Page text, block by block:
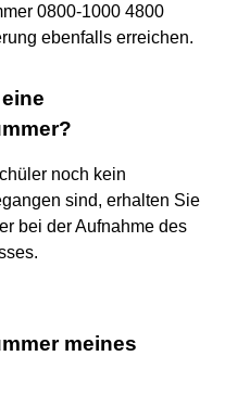
0800-1000 4800
ebenfalls erreichen.
noch kein
sind, erhalten Sie
bei der Aufnahme des
meines